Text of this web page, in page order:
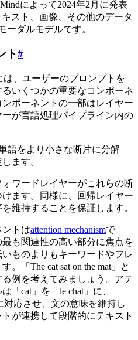
によって2024年2月に発表
キスト、画像、その他のデータ
ーダルモデルです。
ト#
、ユーザーのプロンプトを
いくつかの重要なコンポーネ
ポーネントの一部はレイヤー
が言語処理パイプライン内の
語をより小さな断片に分解
ます。
ワードレイヤーがこれらの断
ます。同様に、回帰レイヤー
維持することを保証します。
ントはattention mechanismで
も関連性の高い部分に焦点を
ものよりもキーワードやフレ
。「The cat sat on the mat」と
例を考えてみましょう。アテ
「cat」を「le chat」に、
対応させ、文の意味を維持し
が連携して段階的にテキスト